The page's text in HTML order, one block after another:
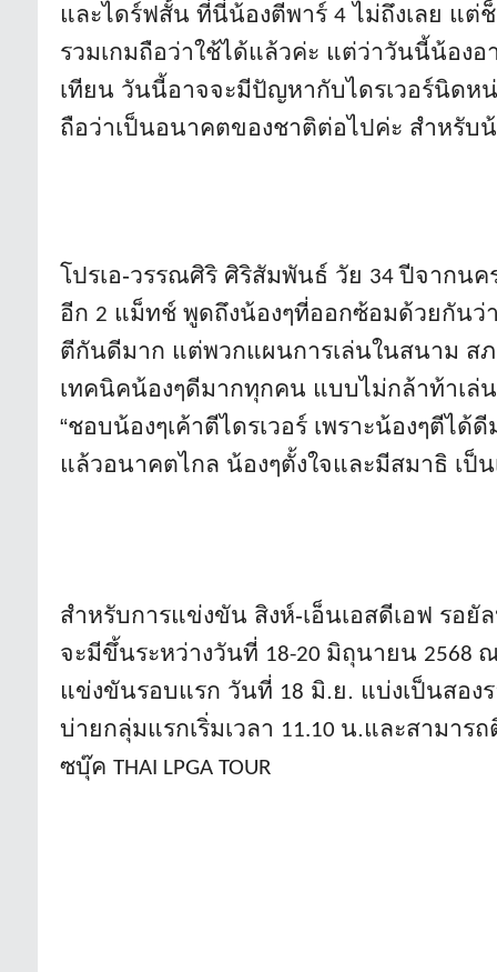
และไดร์ฟสั้น ที่นี่น้องตีพาร์ 4ไม่ถึงเลย แต่
รวมเกมถือว่าใช้ได้แล้วค่ะ แต่ว่าวันนี้น้องอ
เทียน วันนี้อาจจะมีปัญหากับไดรเวอร์นิดห
ถือว่าเป็นอนาคตของชาติต่อไปค่ะ สำหรับน้
โปรเอ-วรรณศิริ ศิริสัมพันธ์ วัย 34 ปีจากนค
อีก 2 แม็ทช์ พูดถึงน้องๆที่ออกซ้อมด้วยกันว่
ตีกันดีมาก แต่พวกแผนการเล่นในสนาม ส
เทคนิคน้องๆดีมากทุกคน แบบไม่กล้าท้าเล่น
“ชอบน้องๆเค้าตีไดรเวอร์ เพราะน้องๆตีไ
แล้วอนาคตไกล น้องๆตั้งใจและมีสมาธิ เป็
สำหรับการแข่งขัน สิงห์-เอ็นเอสดีเอฟ รอ
จะมีขึ้นระหว่างวันที่ 18-20 มิถุนายน 2568
แข่งขันรอบแรก วันที่ 18 มิ.ย. แบ่งเป็นสอง
บ่ายกลุ่มแรกเริ่มเวลา 11.10 น.และสามาร
ซบุ๊ค THAI LPGA TOUR